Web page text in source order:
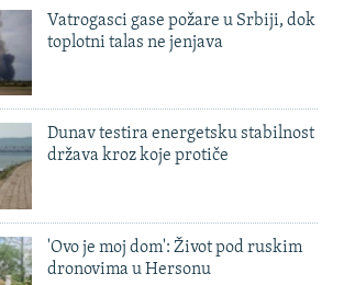
Vatrogasci gase požare u Srbiji, dok
toplotni talas ne jenjava
Dunav testira energetsku stabilnost
država kroz koje protiče
'Ovo je moj dom': Život pod ruskim
dronovima u Hersonu